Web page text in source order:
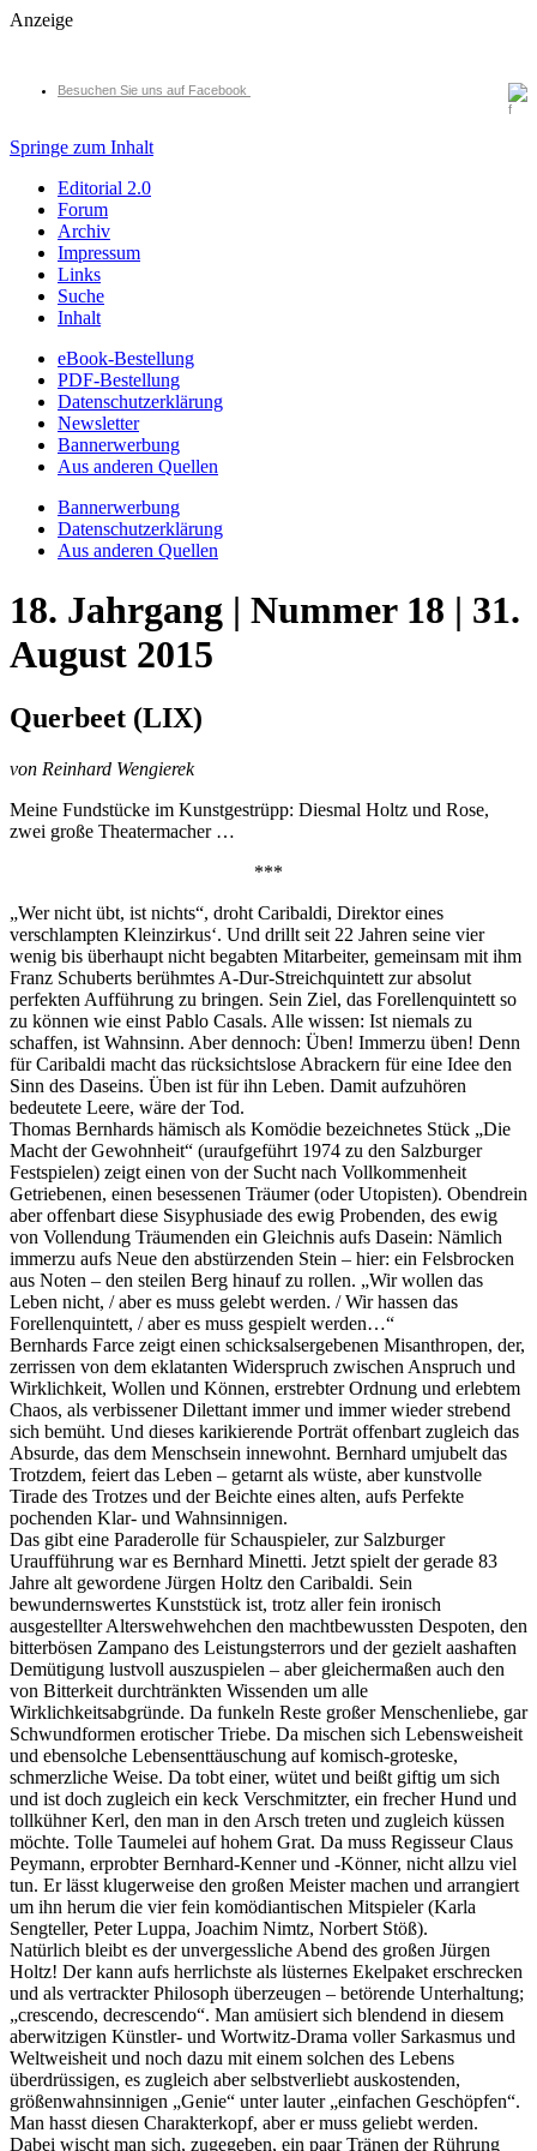
Anzeige
Besuchen Sie uns auf Facebook
Springe zum Inhalt
Editorial 2.0
Forum
Archiv
Impressum
Links
Suche
Inhalt
eBook-Bestellung
PDF-Bestellung
Datenschutzerklärung
Newsletter
Bannerwerbung
Aus anderen Quellen
Bannerwerbung
Datenschutzerklärung
Aus anderen Quellen
18. Jahrgang | Nummer 18 | 31.
August 2015
Querbeet (LIX)
von Reinhard Wengierek
Meine Fundstücke im Kunstgestrüpp: Diesmal Holtz und Rose,
zwei große Theatermacher …
***
„Wer nicht übt, ist nichts“, droht Caribaldi, Direktor eines
verschlampten Kleinzirkus‘. Und drillt seit 22 Jahren seine vier
wenig bis überhaupt nicht begabten Mitarbeiter, gemeinsam mit ihm
Franz Schuberts berühmtes A-Dur-Streichquintett zur absolut
perfekten Aufführung zu bringen. Sein Ziel, das Forellenquintett so
zu können wie einst Pablo Casals. Alle wissen: Ist niemals zu
schaffen, ist Wahnsinn. Aber dennoch: Üben! Immerzu üben! Denn
für Caribaldi macht das rücksichtslose Abrackern für eine Idee den
Sinn des Daseins. Üben ist für ihn Leben. Damit aufzuhören
bedeutete Leere, wäre der Tod.
Thomas Bernhards hämisch als Komödie bezeichnetes Stück „Die
Macht der Gewohnheit“ (uraufgeführt 1974 zu den Salzburger
Festspielen) zeigt einen von der Sucht nach Vollkommenheit
Getriebenen, einen besessenen Träumer (oder Utopisten). Obendrein
aber offenbart diese Sisyphusiade des ewig Probenden, des ewig
von Vollendung Träumenden ein Gleichnis aufs Dasein: Nämlich
immerzu aufs Neue den abstürzenden Stein – hier: ein Felsbrocken
aus Noten – den steilen Berg hinauf zu rollen. „Wir wollen das
Leben nicht, / aber es muss gelebt werden. / Wir hassen das
Forellenquintett, / aber es muss gespielt werden…“
Bernhards Farce zeigt einen schicksalsergebenen Misanthropen, der,
zerrissen von dem eklatanten Widerspruch zwischen Anspruch und
Wirklichkeit, Wollen und Können, erstrebter Ordnung und erlebtem
Chaos, als verbissener Dilettant immer und immer wieder strebend
sich bemüht. Und dieses karikierende Porträt offenbart zugleich das
Absurde, das dem Menschsein innewohnt. Bernhard umjubelt das
Trotzdem, feiert das Leben – getarnt als wüste, aber kunstvolle
Tirade des Trotzes und der Beichte eines alten, aufs Perfekte
pochenden Klar- und Wahnsinnigen.
Das gibt eine Paraderolle für Schauspieler, zur Salzburger
Uraufführung war es Bernhard Minetti. Jetzt spielt der gerade 83
Jahre alt gewordene Jürgen Holtz den Caribaldi. Sein
bewundernswertes Kunststück ist, trotz aller fein ironisch
ausgestellter Alterswehwehchen den machtbewussten Despoten, den
bitterbösen Zampano des Leistungsterrors und der gezielt aashaften
Demütigung lustvoll auszuspielen – aber gleichermaßen auch den
von Bitterkeit durchtränkten Wissenden um alle
Wirklichkeitsabgründe. Da funkeln Reste großer Menschenliebe, gar
Schwundformen erotischer Triebe. Da mischen sich Lebensweisheit
und ebensolche Lebensenttäuschung auf komisch-groteske,
schmerzliche Weise. Da tobt einer, wütet und beißt giftig um sich
und ist doch zugleich ein keck Verschmitzter, ein frecher Hund und
tollkühner Kerl, den man in den Arsch treten und zugleich küssen
möchte. Tolle Taumelei auf hohem Grat. Da muss Regisseur Claus
Peymann, erprobter Bernhard-Kenner und -Könner, nicht allzu viel
tun. Er lässt klugerweise den großen Meister machen und arrangiert
um ihn herum die vier fein komödiantischen Mitspieler (Karla
Sengteller, Peter Luppa, Joachim Nimtz, Norbert Stöß).
Natürlich bleibt es der unvergessliche Abend des großen Jürgen
Holtz! Der kann aufs herrlichste als lüsternes Ekelpaket erschrecken
und als vertrackter Philosoph überzeugen – betörende Unterhaltung;
„crescendo, decrescendo“. Man amüsiert sich blendend in diesem
aberwitzigen Künstler- und Wortwitz-Drama voller Sarkasmus und
Weltweisheit und noch dazu mit einem solchen des Lebens
überdrüssigen, es zugleich aber selbstverliebt auskostenden,
größenwahnsinnigen „Genie“ unter lauter „einfachen Geschöpfen“.
Man hasst diesen Charakterkopf, aber er muss geliebt werden.
Dabei wischt man sich, zugegeben, ein paar Tränen der Rührung